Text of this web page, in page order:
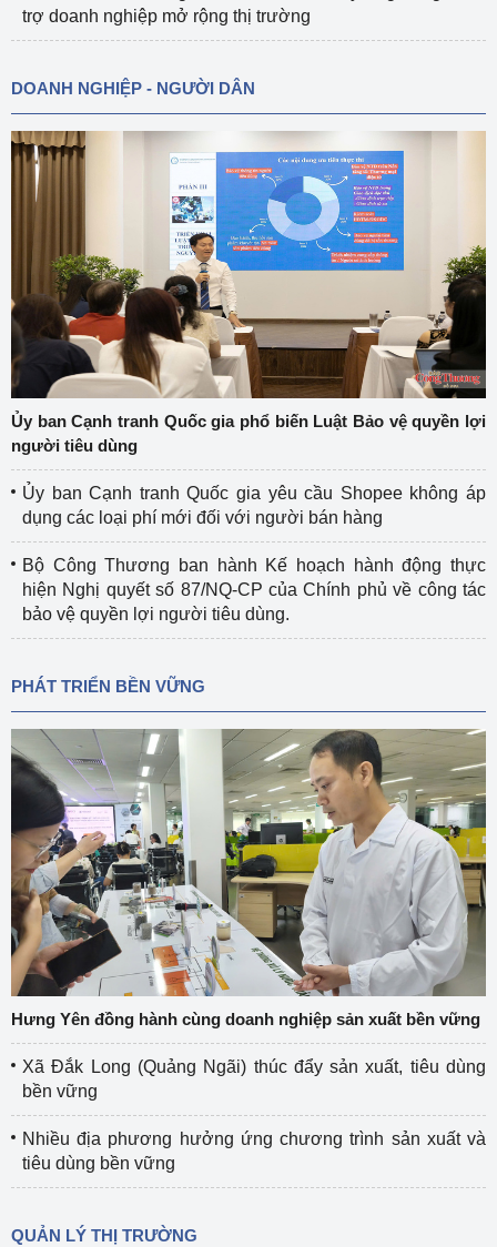
trợ doanh nghiệp mở rộng thị trường
DOANH NGHIỆP - NGƯỜI DÂN
Ủy ban Cạnh tranh Quốc gia phổ biến Luật Bảo vệ quyền lợi
người tiêu dùng
Ủy ban Cạnh tranh Quốc gia yêu cầu Shopee không áp
dụng các loại phí mới đối với người bán hàng
Bộ Công Thương ban hành Kế hoạch hành động thực
hiện Nghị quyết số 87/NQ-CP của Chính phủ về công tác
bảo vệ quyền lợi người tiêu dùng.
PHÁT TRIỂN BỀN VỮNG
Hưng Yên đồng hành cùng doanh nghiệp sản xuất bền vững
Xã Đắk Long (Quảng Ngãi) thúc đẩy sản xuất, tiêu dùng
bền vững
Nhiều địa phương hưởng ứng chương trình sản xuất và
tiêu dùng bền vững
QUẢN LÝ THỊ TRƯỜNG